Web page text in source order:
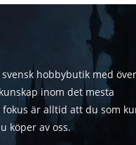
hobbybutik med
inom det mesta
är alltid att du som
köper av oss.